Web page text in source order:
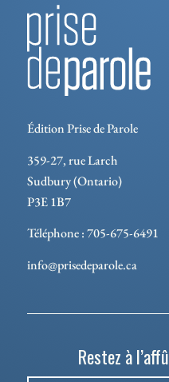
Édition Prise de Parole
359-27, rue Larch
Sudbury (Ontario)
P3E 1B7
Téléphone : 705-675-6491
info@prisedeparole.ca
Restez à